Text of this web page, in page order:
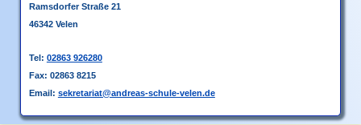
Betreuung-
OGS
-
Ramsdorfer Straße 21
46342 Velen
Tel: 02863 926280
Fax: 02863 8215
Email: sekretariat@andreas-schule-velen.de